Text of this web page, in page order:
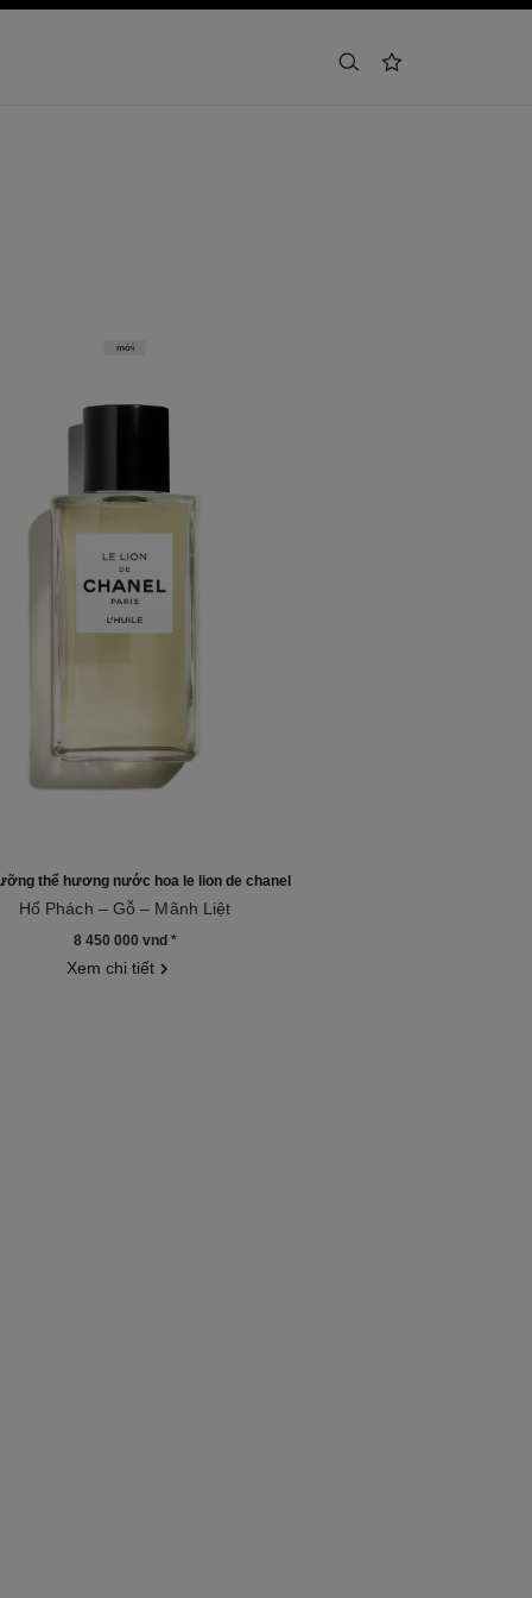
tìm kiếmdanh sách yêu thích
thể hương nước hoa le lion de chanel
Hổ Phách – Gỗ – Mãnh Liệt
mới
8 450 000 vnd *
Xem chi tiết